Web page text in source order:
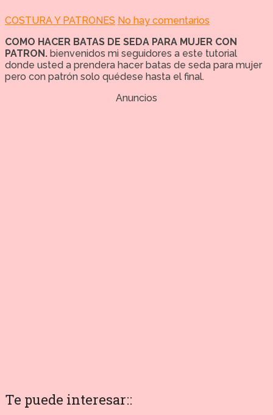
COSTURA Y PATRONES No hay comentarios
COMO HACER BATAS DE SEDA PARA MUJER CON
PATRON. bienvenidos mi seguidores a este tutorial
donde usted a prendera hacer batas de seda para mujer
pero con patrón solo quédese hasta el final.
Anuncios
Te puede interesar::